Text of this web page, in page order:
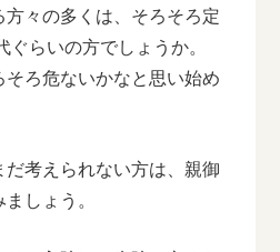
々の多くは、そろそろ定
らいの方でしょうか。
そろ危ないかなと思い始め
だ考えられない方は、親御
しょう。